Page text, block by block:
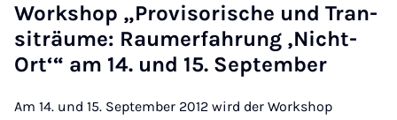
Work­shop „Pro­vi­so­ri­sche und Tran­
siträu­me: Rau­me­r­fah­rung ‚Nicht-
Or­t‘“ am 14. und 15. Sep­tem­ber
Am 14. und 15. September 2012 wird der Workshop